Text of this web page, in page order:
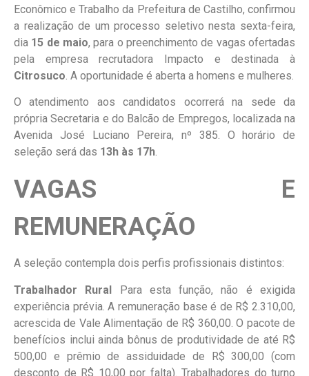
Econômico e Trabalho da Prefeitura de Castilho, confirmou
a realização de um processo seletivo nesta sexta-feira,
dia 15 de maio, para o preenchimento de vagas ofertadas
pela empresa recrutadora Impacto e destinada à
Citrosuco. A oportunidade é aberta a homens e mulheres.
O atendimento aos candidatos ocorrerá na sede da
própria Secretaria e do Balcão de Empregos, localizada na
Avenida José Luciano Pereira, nº 385. O horário de
seleção será das 13h às 17h.
VAGAS E
REMUNERAÇÃO
A seleção contempla dois perfis profissionais distintos:
Trabalhador Rural Para esta função, não é exigida
experiência prévia. A remuneração base é de R$ 2.310,00,
acrescida de Vale Alimentação de R$ 360,00. O pacote de
benefícios inclui ainda bônus de produtividade de até R$
500,00 e prêmio de assiduidade de R$ 300,00 (com
desconto de R$ 10,00 por falta). Trabalhadores do turno